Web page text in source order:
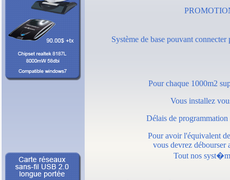
Système de base pouvant
Pour chaque 1000m2
Vous installez
Délais de programmation
Pour avoir l'équivalent
vous devrez
Tout nos